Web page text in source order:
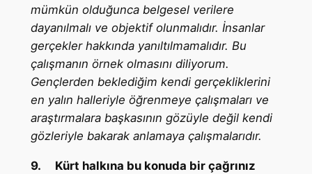
mümkün olduğunca belgesel verilere
dayanılmalı ve objektif olunmalıdır. İnsanlar
gerçekler hakkında yanıltılmamalıdır. Bu
çalışmanın örnek olmasını diliyorum.
Gençlerden beklediğim kendi gerçekliklerini
en yalın halleriyle öğrenmeye çalışmaları ve
araştırmalara başkasının gözüyle değil kendi
gözleriyle bakarak anlamaya çalışmalarıdır.
9. Kürt halkına bu konuda bir çağrınız